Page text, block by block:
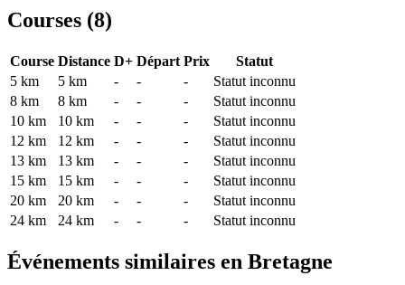
Courses (8)
Course Distance D+ Départ Prix
Statut
5 km
5 km - - -
Statut inconnu
8 km
8 km - - -
Statut inconnu
10 km
10 km - - -
Statut inconnu
12 km
12 km - - -
Statut inconnu
13 km
13 km - - -
Statut inconnu
15 km
15 km - - -
Statut inconnu
20 km
20 km - - -
Statut inconnu
24 km
24 km - - - Statut inconnu
Événements similaires en Bretagne